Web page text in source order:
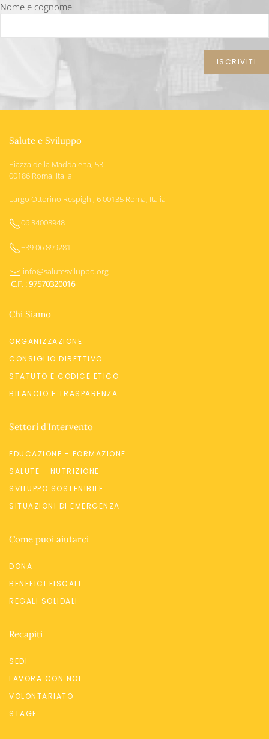
Nome e cognome
Salute e Sviluppo
Piazza della Maddalena, 53
00186 Roma, Italia
Largo Ottorino Respighi, 6 00135 Roma, Italia
06 34008948
+39 06.899281
info@salutesviluppo.org
C.F. : 97570320016
Chi Siamo
ORGANIZZAZIONE
CONSIGLIO DIRETTIVO
STATUTO E CODICE ETICO
BILANCIO E TRASPARENZA
Settori d'Intervento
EDUCAZIONE - FORMAZIONE
SALUTE - NUTRIZIONE
SVILUPPO SOSTENIBILE
SITUAZIONI DI EMERGENZA
Come puoi aiutarci
DONA
BENEFICI FISCALI
REGALI SOLIDALI
Recapiti
SEDI
LAVORA CON NOI
VOLONTARIATO
STAGE